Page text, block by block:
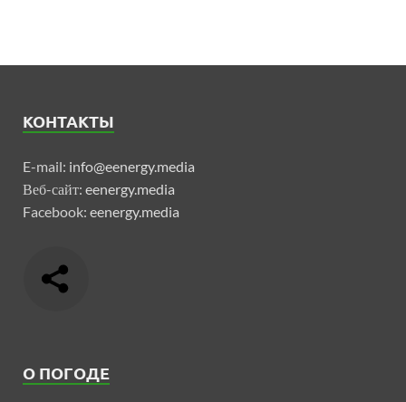
КОНТАКТЫ
E-mail: info@eenergy.media
Веб-сайт: eenergy.media
Facebook: eenergy.media
О ПОГОДЕ